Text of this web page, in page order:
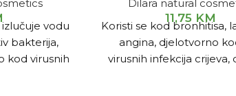
vodu
bakterija,
kod virusnih
Dilara natural
11,75 KM
Koristi se kod bronhitisa,
angina, djelotvorno
virusnih infekcija crijeva,